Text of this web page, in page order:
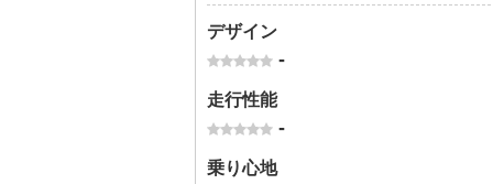
デザイン
-
走行性能
-
乗り心地